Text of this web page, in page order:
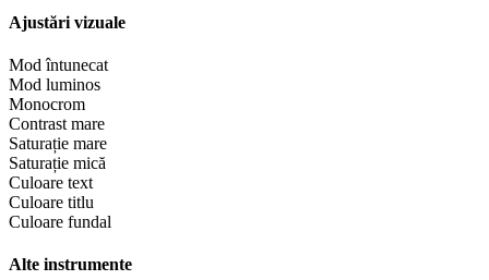
Ajustări vizuale
Mod întunecat
Mod luminos
Monocrom
Contrast mare
Saturație mare
Saturație mică
Culoare text
Culoare titlu
Culoare fundal
Alte instrumente